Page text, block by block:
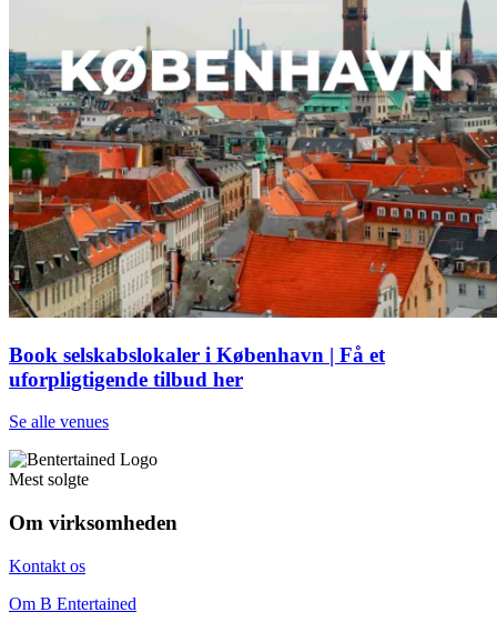
Book selskabslokaler i København | Få et
uforpligtigende tilbud her
Se alle venues
Mest solgte
Om virksomheden
Kontakt os
Om B Entertained